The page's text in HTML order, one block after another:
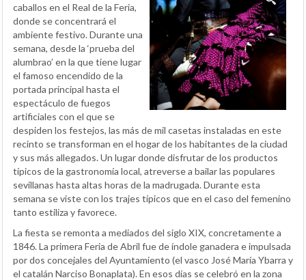
caballos en el Real de la Feria,
donde se concentrará el
ambiente festivo. Durante una
semana, desde la ‘prueba del
alumbrao’ en la que tiene lugar
el famoso encendido de la
portada principal hasta el
espectáculo de fuegos
artificiales con el que se
despiden los festejos, las más de mil casetas instaladas en este
recinto se transforman en el hogar de los habitantes de la ciudad
y sus más allegados. Un lugar donde disfrutar de los productos
típicos de la gastronomía local, atreverse a bailar las populares
sevillanas hasta altas horas de la madrugada. Durante esta
semana se viste con los trajes típicos que en el caso del femenino
tanto estiliza y favorece.
La fiesta se remonta a mediados del siglo XIX, concretamente a
1846. La primera Feria de Abril fue de índole ganadera e impulsada
por dos concejales del Ayuntamiento (el vasco José María Ybarra y
el catalán Narciso Bonaplata). En esos días se celebró en la zona